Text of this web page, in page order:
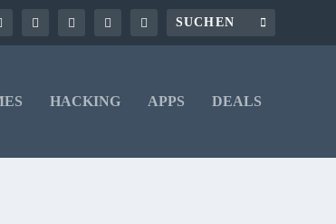
HACKING APPS DEALS